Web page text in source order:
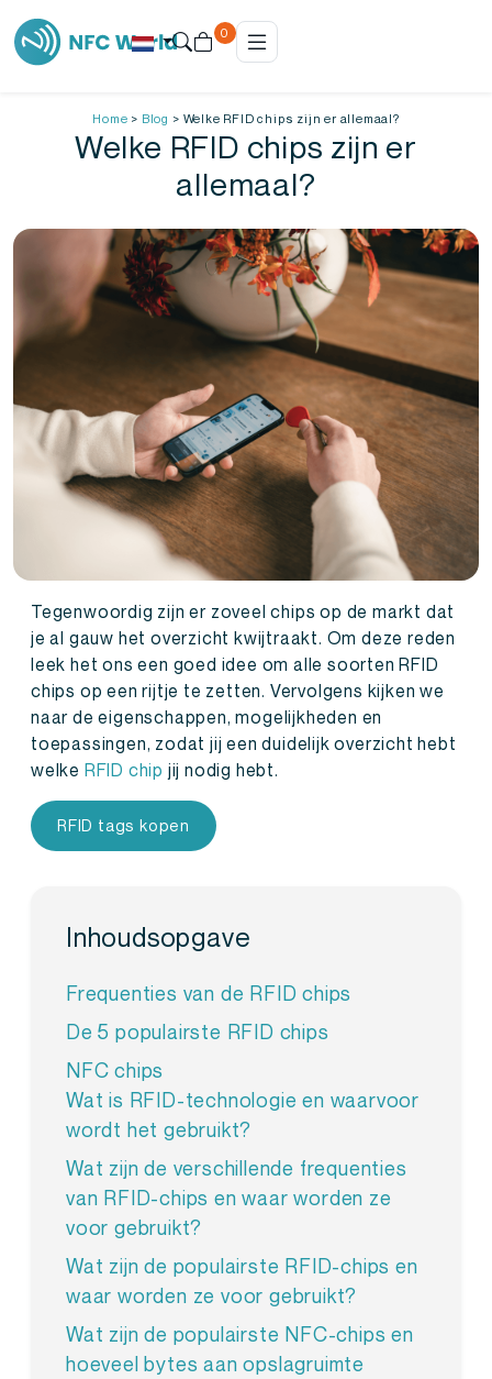
0
Home > Blog > Welke RFID chips zijn er allemaal?
Welke RFID chips zijn er
allemaal?
Tegenwoordig zijn er zoveel chips op de markt dat
je al gauw het overzicht kwijtraakt. Om deze reden
leek het ons een goed idee om alle soorten RFID
chips op een rijtje te zetten. Vervolgens kijken we
naar de eigenschappen, mogelijkheden en
toepassingen, zodat jij een duidelijk overzicht hebt
welke RFID chip jij nodig hebt.
RFID tags kopen
Inhoudsopgave
Frequenties van de RFID chips
De 5 populairste RFID chips
NFC chips
Wat is RFID-technologie en waarvoor
wordt het gebruikt?
Wat zijn de verschillende frequenties
van RFID-chips en waar worden ze
voor gebruikt?
Wat zijn de populairste RFID-chips en
waar worden ze voor gebruikt?
Wat zijn de populairste NFC-chips en
hoeveel bytes aan opslagruimte